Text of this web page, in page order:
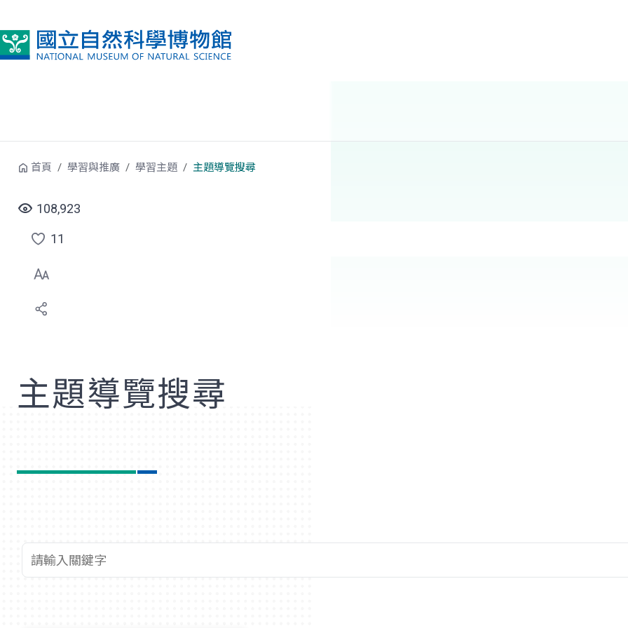
首頁 學習與推廣 學習主題 主題導覽搜尋
108,923
點
選
喜
11
主題導覽搜尋
查詢關鍵字